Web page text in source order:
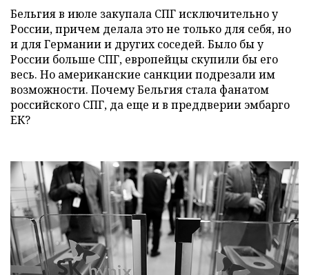
Бельгия в июле закупала СПГ исключительно у
России, причем делала это не только для себя, но
и для Германии и других соседей. Было бы у
России больше СПГ, европейцы скупили бы его
весь. Но американские санкции подрезали им
возможности. Почему Бельгия стала фанатом
российского СПГ, да еще и в преддверии эмбарго
ЕК?